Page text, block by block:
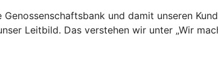
Genossenschaftsbank und damit unseren
Leitbild. Das verstehen wir unter „Wir